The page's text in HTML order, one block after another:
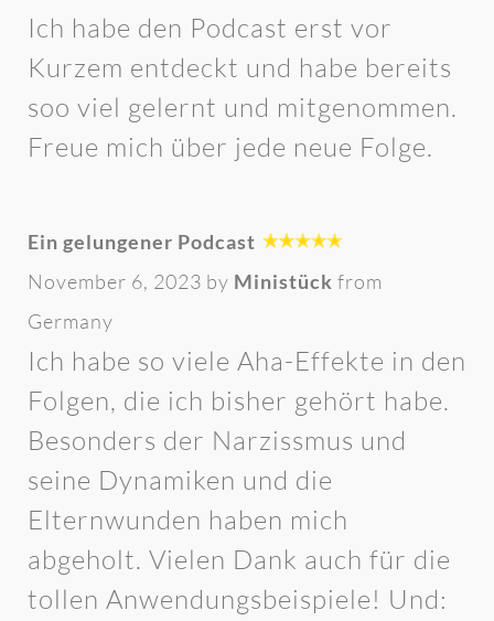
Ich habe den Podcast erst vor
Kurzem entdeckt und habe bereits
soo viel gelernt und mitgenommen.
Freue mich über jede neue Folge.
Ein gelungener Podcast
November 6, 2023 by Ministück from
Germany
Ich habe so viele Aha-Effekte in den
Folgen, die ich bisher gehört habe.
Besonders der Narzissmus und
seine Dynamiken und die
Elternwunden haben mich
abgeholt. Vielen Dank auch für die
tollen Anwendungsbeispiele! Und: